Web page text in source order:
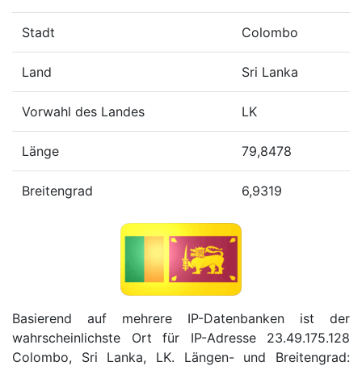
Stadt Colombo
Land Sri Lanka
Vorwahl des Landes LK
Länge 79,8478
Breitengrad 6,9319
Basierend auf mehrere IP-Datenbanken ist der
wahrscheinlichste Ort für IP-Adresse 23.49.175.128
Colombo, Sri Lanka, LK. Längen- und Breitengrad: